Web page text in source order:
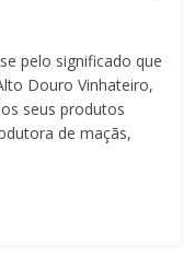
pelo significado que
Douro Vinhateiro,
seus produtos
de maçãs,